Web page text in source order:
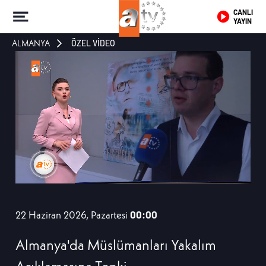
CANLI
YAYIN
ALMANYA ÖZEL VİDEO
22 Haziran 2026, Pazartesi 00:00
Almanya'da Müslümanları Yakalım